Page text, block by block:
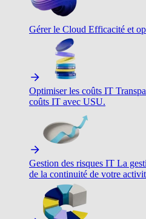
Gérer le Cloud Efficacité et
Optimiser les coûts IT
coûts IT avec USU.
Gestion des risques IT La
de la continuité de votre